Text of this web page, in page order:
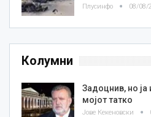
Плусинфо 08/08/
Колумни
Задоцнив, но
мојот татко
Јове Кекеновски